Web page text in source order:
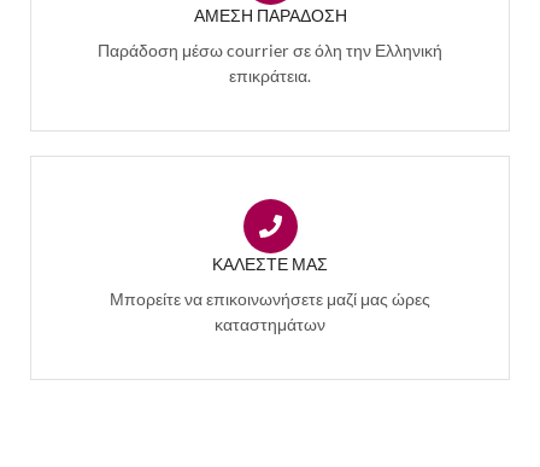
ΑΜΕΣΗ ΠΑΡΑΔΟΣΗ
Παράδοση μέσω courrier σε όλη την Ελληνική
επικράτεια.
ΚΑΛΈΣΤΕ ΜΑΣ
Μπορείτε να επικοινωνήσετε μαζί μας ώρες
καταστημάτων